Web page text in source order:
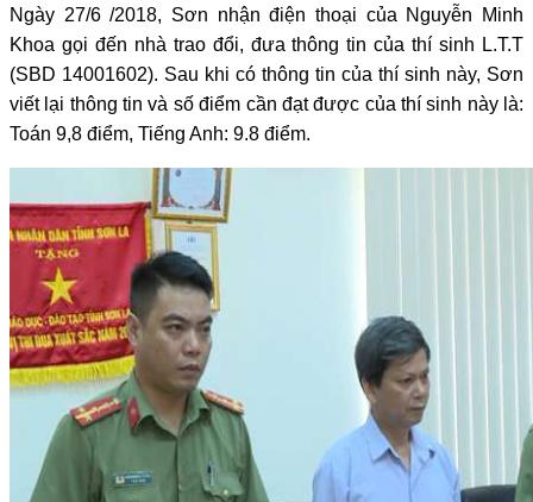
Ngày 27/6 /2018, Sơn nhận điện thoại của Nguyễn Minh
Khoa gọi đến nhà trao đổi, đưa thông tin của thí sinh L.T.T
(SBD 14001602). Sau khi có thông tin của thí sinh này, Sơn
viết lại thông tin và số điểm cần đạt được của thí sinh này là:
Toán 9,8 điểm, Tiếng Anh: 9.8 điểm.